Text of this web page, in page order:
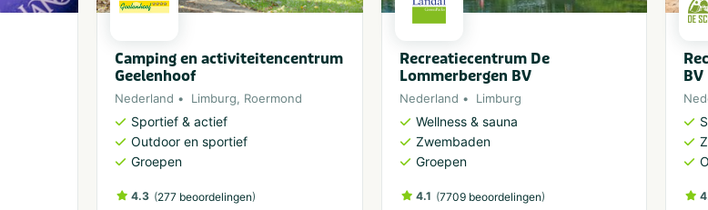
Camping en activiteitencentrum
Geelenhoof
Nederland Limburg, Roermond
Sportief & actief
Outdoor en sportief
Groepen
4.3 (277 beoordelingen)
Recreatiecentrum De
Lommerbergen BV
Nederland Limburg
Wellness & sauna
Zwembaden
Groepen
4.1 (7709 beoordelingen)
BV